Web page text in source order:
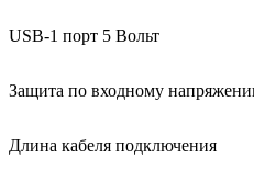
USB-1 порт 5 Вольт
Защита по входному
Длина кабеля подключения